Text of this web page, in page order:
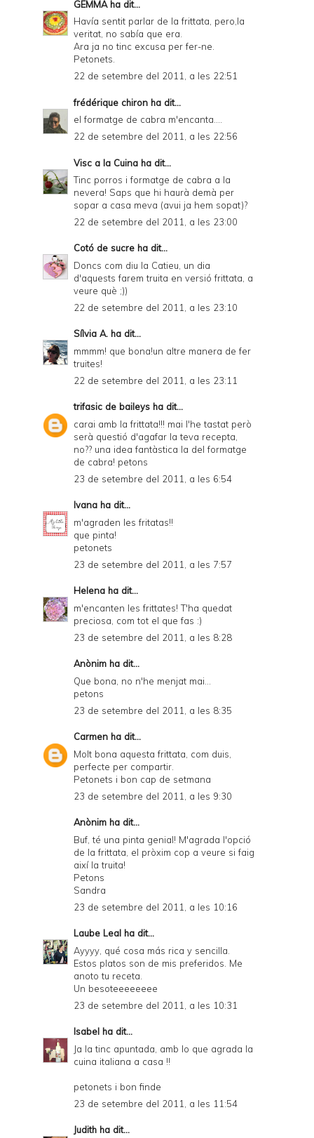
GEMMAha dit...
Havía sentit parlar de la frittata, pero,la
veritat, no sabía que era.
Ara ja no tinc excusa per fer-ne.
Petonets.
22 de setembre del 2011, a les 22:51
frédérique chiron ha dit...
el formatge de cabra m'encanta....
22 de setembre del 2011, a les 22:56
Visc a la Cuina ha dit...
Tinc porros i formatge de cabra a la
nevera! Saps que hi haurà demà per
sopar a casa meva (avui ja hem sopat)?
22 de setembre del 2011, a les 23:00
Cotó de sucre ha dit...
Doncs com diu la Catieu, un dia
d'aquests farem truita en versió frittata, a
veure què ;))
22 de setembre del 2011, a les 23:10
Sílvia A. ha dit...
mmmm! que bona!un altre manera de fer
truites!
22 de setembre del 2011, a les 23:11
trifasic de baileys ha dit...
carai amb la frittata!!! mai l'he tastat però
serà questió d'agafar la teva recepta,
no?? una idea fantàstica la del formatge
de cabra! petons
23 de setembre del 2011, a les 6:54
Ivana ha dit...
m'agraden les fritatas!!
que pinta!
petonets
23 de setembre del 2011, a les 7:57
Helena ha dit...
m'encanten les frittates! T'ha quedat
preciosa, com tot el que fas :)
23 de setembre del 2011, a les 8:28
Anònim ha dit...
Que bona, no n'he menjat mai...
petons
23 de setembre del 2011, a les 8:35
Carmen ha dit...
Molt bona aquesta frittata, com duis,
perfecte per compartir.
Petonets i bon cap de setmana
23 de setembre del 2011, a les 9:30
Anònim ha dit...
Buf, té una pinta genial! M'agrada l'opció
de la frittata, el pròxim cop a veure si faig
així la truita!
Petons
Sandra
23 de setembre del 2011, a les 10:16
Laube Leal ha dit...
Ayyyy, qué cosa más rica y sencilla.
Estos platos son de mis preferidos. Me
anoto tu receta.
Un besoteeeeeeee
23 de setembre del 2011, a les 10:31
Isabel ha dit...
Ja la tinc apuntada, amb lo que agrada la
cuina italiana a casa !!
petonets i bon finde
23 de setembre del 2011, a les 11:54
Judith ha dit...